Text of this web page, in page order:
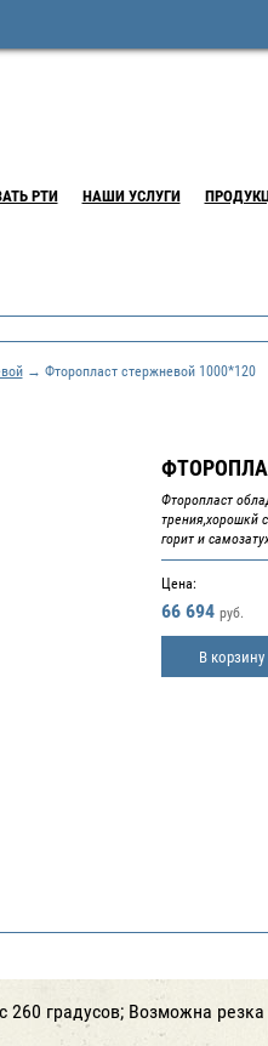
РТИ НАШИ УСЛУГИ
→ Фторопласт стержневой 1000*120
Фторопласт
трения,хорошкй
горит и
Цена:
66 694 руб.
В корзину
градусов; Возможна